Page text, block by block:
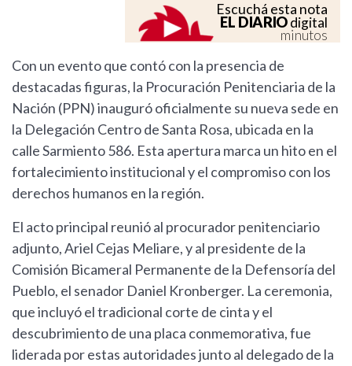
Escuchá esta nota
EL DIARIOdigital
minutos
Con un evento que contó con la presencia de
destacadas figuras, la Procuración Penitenciaria de la
Nación (PPN) inauguró oficialmente su nueva sede en
la Delegación Centro de Santa Rosa, ubicada en la
calle Sarmiento 586. Esta apertura marca un hito en el
fortalecimiento institucional y el compromiso con los
derechos humanos en la región.
El acto principal reunió al procurador penitenciario
adjunto, Ariel Cejas Meliare, y al presidente de la
Comisión Bicameral Permanente de la Defensoría del
Pueblo, el senador Daniel Kronberger. La ceremonia,
que incluyó el tradicional corte de cinta y el
descubrimiento de una placa conmemorativa, fue
liderada por estas autoridades junto al delegado de la